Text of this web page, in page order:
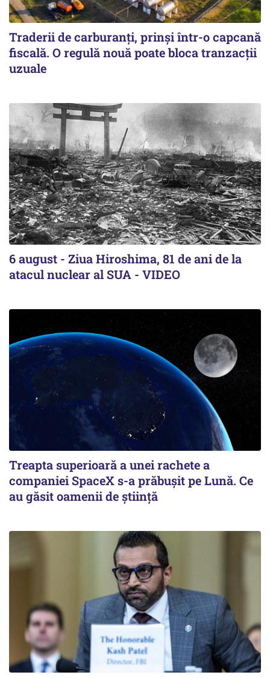
Traderii de carburanți, prinși într-o capcană
fiscală. O regulă nouă poate bloca tranzacții
uzuale
6 august - Ziua Hiroshima, 81 de ani de la
atacul nuclear al SUA - VIDEO
Treapta superioară a unei rachete a
companiei SpaceX s-a prăbușit pe Lună. Ce
au găsit oamenii de știință